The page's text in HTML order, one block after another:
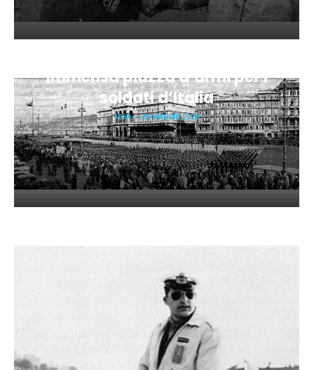
Immensa piazza d’armi per i
soldati d’Italia
1964 29 MAGGIO 2026